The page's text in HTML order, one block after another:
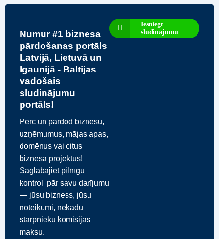
Numur #1 biznesa
pārdošanas portāls
Latvijā, Lietuvā un
Igaunijā - Baltijas
vadošais
sludinājumu
portāls!
Pērc un pārdod biznesu,
uzņēmumus, mājaslapas,
domēnus vai citus
biznesa projektus!
Saglabājiet pilnīgu
kontroli pār savu darījumu
— jūsu bizness, jūsu
noteikumi, nekādu
starpnieku komisijas
maksu.
Iesniegt
sludinājumu